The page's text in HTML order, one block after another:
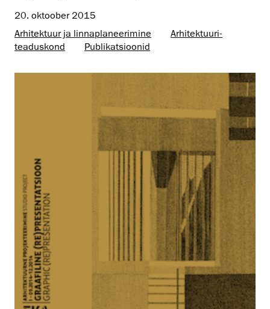
20. oktoober 2015
Arhitektuur ja linnaplaneerimine
Arhitektuuri­
teaduskond
Publikatsioonid